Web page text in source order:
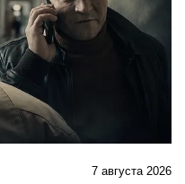
7 августа 2026